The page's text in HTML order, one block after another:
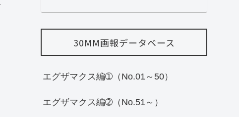
30MM画報データベース
エグザマクス編➀（No.01～50）
エグザマクス編➁（No.51～）